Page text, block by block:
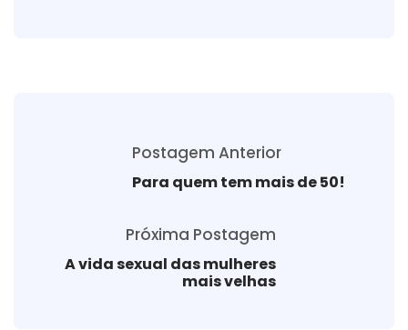
Postagem Anterior
Para quem tem mais de 50!
Próxima Postagem
A vida sexual das mulheres
mais velhas